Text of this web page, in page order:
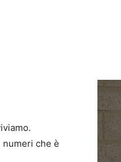
numeri che è